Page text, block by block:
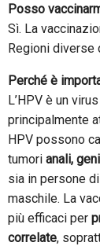
Posso
Sì. La
Regioni diverse
Perché è
L’HPV è un
principalmente
HPV possono
tumori anali,
sia in persone
maschile. La
più efficaci per
correlate,